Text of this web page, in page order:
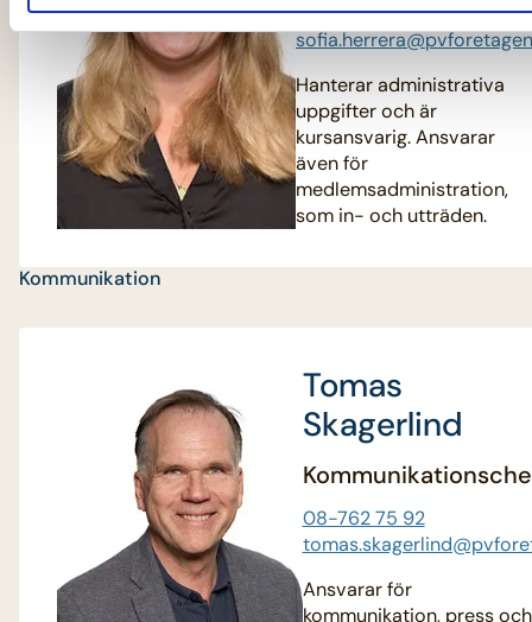
08-762 75 93
Hanterar administrativa
uppgifter och är
kursansvarig. Ansvarar
även för
medlemsadministration,
som in- och utträden.
Kommunikation
Tomas
Skagerlind
08-762 75 92
Ansvarar för
kommunikation, press och